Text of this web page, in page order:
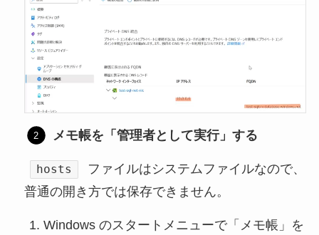
メモ帳を「管理者として実行」する
hosts
ファイルはシステムファイルなので、
普通の開き方では保存できません。
Windows のスタートメニューで「メモ帳」を